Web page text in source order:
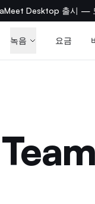
Desktop 출시 —
녹음 요금